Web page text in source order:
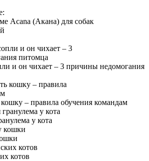
Acana (Акана) для собак
и он чихает – 3 причины недомогания
– правила обучения командам
у кота
котов